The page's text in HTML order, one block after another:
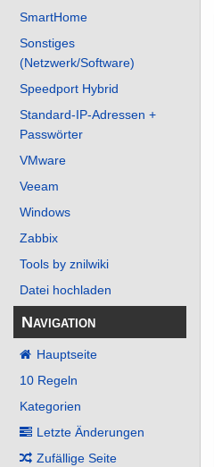
SmartHome
Sonstiges
(Netzwerk/Software)
Speedport Hybrid
Standard-IP-Adressen +
Passwörter
VMware
Veeam
Windows
Zabbix
Tools by znilwiki
Datei hochladen
Navigation
Hauptseite
10 Regeln
Kategorien
Letzte Änderungen
Zufällige Seite